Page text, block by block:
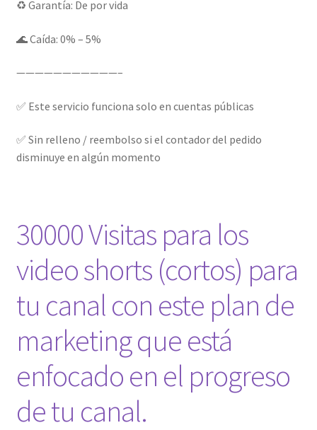
♻️ Garantía: De por vida
🌊 Caída: 0% – 5%
———————————–
✅ Este servicio funciona solo en cuentas públicas
✅ Sin relleno / reembolso si el contador del pedido
disminuye en algún momento
30000 Visitas para los
video shorts (cortos) para
tu canal con este plan de
marketing que está
enfocado en el progreso
de tu canal.